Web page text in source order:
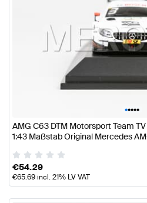
•••••
AMG C63 DTM Motorsport Team
1:43 Maßstab Original Mercedes
€54.29
€65.69incl. 21% LV VAT